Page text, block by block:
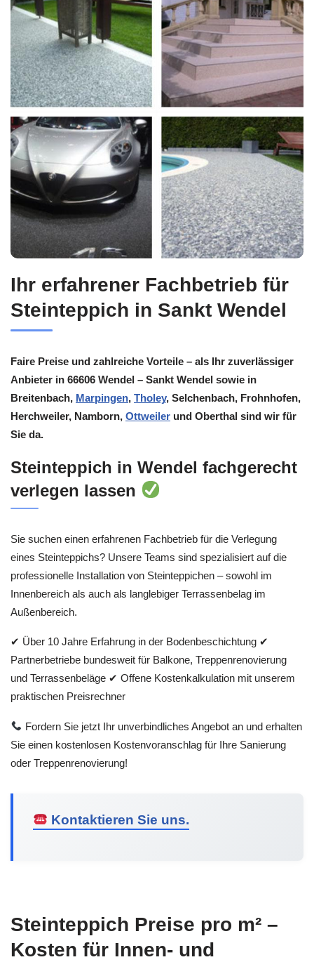
Ihr erfahrener Fachbetrieb für
Steinteppich in Sankt Wendel
Faire Preise und zahlreiche Vorteile – als Ihr zuverlässiger
Anbieter in 66606 Wendel – Sankt Wendel sowie in
Breitenbach, Marpingen, Tholey, Selchenbach, Frohnhofen,
Herchweiler, Namborn, Ottweiler und Oberthal sind wir für
Sie da.
Steinteppich in Wendel fachgerecht
verlegen lassen
Sie suchen einen erfahrenen Fachbetrieb für die Verlegung
eines Steinteppichs? Unsere Teams sind spezialisiert auf die
professionelle Installation von Steinteppichen – sowohl im
Innenbereich als auch als langlebiger Terrassenbelag im
Außenbereich.
✔ Über 10 Jahre Erfahrung in der Bodenbeschichtung ✔
Partnerbetriebe bundesweit für Balkone, Treppenrenovierung
und Terrassenbeläge ✔ Offene Kostenkalkulation mit unserem
praktischen Preisrechner
Fordern Sie jetzt Ihr unverbindliches Angebot an und erhalten
Sie einen kostenlosen Kostenvoranschlag für Ihre Sanierung
oder Treppenrenovierung!
Kontaktieren Sie uns.
Steinteppich Preise pro m² –
Kosten für Innen- und